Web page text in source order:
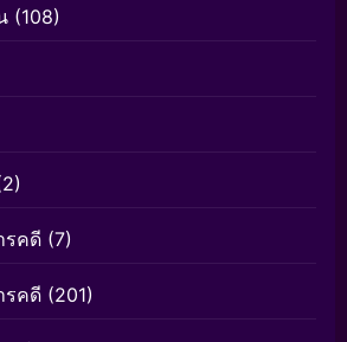
(108)
รคดี (7)
รคดี (201)